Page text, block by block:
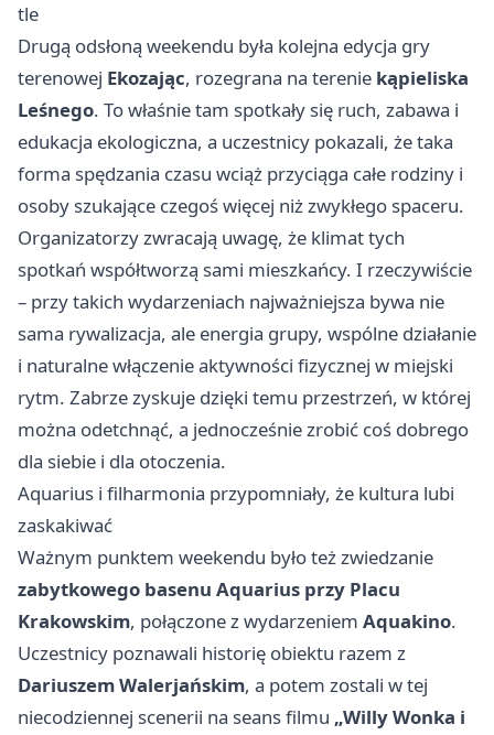
tle
Drugą odsłoną weekendu była kolejna edycja gry
terenowej Ekozając, rozegrana na terenie kąpieliska
Leśnego. To właśnie tam spotkały się ruch, zabawa i
edukacja ekologiczna, a uczestnicy pokazali, że taka
forma spędzania czasu wciąż przyciąga całe rodziny i
osoby szukające czegoś więcej niż zwykłego spaceru.
Organizatorzy zwracają uwagę, że klimat tych
spotkań współtworzą sami mieszkańcy. I rzeczywiście
– przy takich wydarzeniach najważniejsza bywa nie
sama rywalizacja, ale energia grupy, wspólne działanie
i naturalne włączenie aktywności fizycznej w miejski
rytm. Zabrze zyskuje dzięki temu przestrzeń, w której
można odetchnąć, a jednocześnie zrobić coś dobrego
dla siebie i dla otoczenia.
Aquarius i filharmonia przypomniały, że kultura lubi
zaskakiwać
Ważnym punktem weekendu było też zwiedzanie
zabytkowego basenu Aquarius przy Placu
Krakowskim, połączone z wydarzeniem Aquakino.
Uczestnicy poznawali historię obiektu razem z
Dariuszem Walerjańskim, a potem zostali w tej
niecodziennej scenerii na seans filmu „Willy Wonka i